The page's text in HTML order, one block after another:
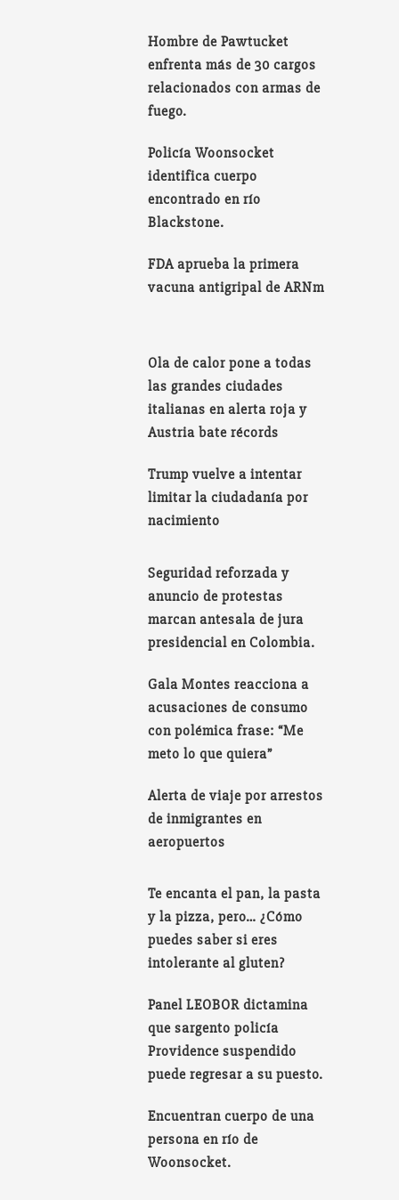
Hombre de Pawtucket
enfrenta más de 30 cargos
relacionados con armas de
fuego.
Policía Woonsocket
identifica cuerpo
encontrado en río
Blackstone.
FDA aprueba la primera
vacuna antigripal de ARNm
Ola de calor pone a todas
las grandes ciudades
italianas en alerta roja y
Austria bate récords
Trump vuelve a intentar
limitar la ciudadanía por
nacimiento
Seguridad reforzada y
anuncio de protestas
marcan antesala de jura
presidencial en Colombia.
Gala Montes reacciona a
acusaciones de consumo
con polémica frase: “Me
meto lo que quiera”
Alerta de viaje por arrestos
de inmigrantes en
aeropuertos
Te encanta el pan, la pasta
y la pizza, pero… ¿Cómo
puedes saber si eres
intolerante al gluten?
Panel LEOBOR dictamina
que sargento policía
Providence suspendido
puede regresar a su puesto.
Encuentran cuerpo de una
persona en río de
Woonsocket.